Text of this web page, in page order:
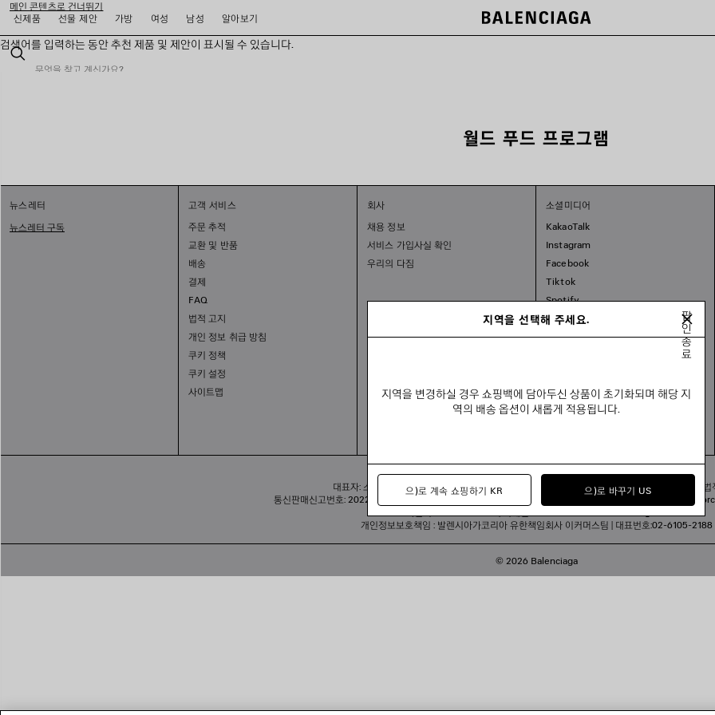
메인 콘텐츠로 건너뛰기
신제품
선물 제안 가방 여성 남성 알아보기
검색어를 입력하는 동안 추천 제품 및 제안이 표시될 수 있습니다.
검
close the banner
월드 푸드 프로그램
뉴스레터
뉴스레터 구독
고객 서비스
주문 추적
교환 및 반품
배송
결제
FAQ
법적 고지
개인 정보 취급 방침
쿠키 정책
쿠키 설정
사이트맵
회사
채용 정보
서비스 가입사실 확인
우리의 다짐
소셜미디어
KakaoTalk
Instagram
Facebook
Tiktok
Spotify
회사명: 발렌시아가코리아 유한책임회사 | 사업자등록번호: 211-88-83220
대표자: 소피쿠스토리 | 주소: 서울특별시 강남구 도산대로 458, 13,14층(청담동, 도산 458빌딩) |
통신판매신고번호: 2022-서울강남-06711 | 통신판매업신고기관: 서울특별시 강남구청 | 호스팅 서비스:
개인정보보호책임 : 발렌시아가코리아 유한책임회사 이커머스팀 | 대표번호:02-6105-2188
© 2026 Balenciaga
지역을 선택해 주세요.
팝
인
종
료
지역을 변경하실 경우 쇼핑백에 담아두신 상품이 초기화되며 해당 지
역의 배송 옵션이 새롭게 적용됩니다.
으)로 계속 쇼핑하기 KR 으)로 바꾸기 US